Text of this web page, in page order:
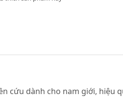
cứu dành cho nam giới, hiệu